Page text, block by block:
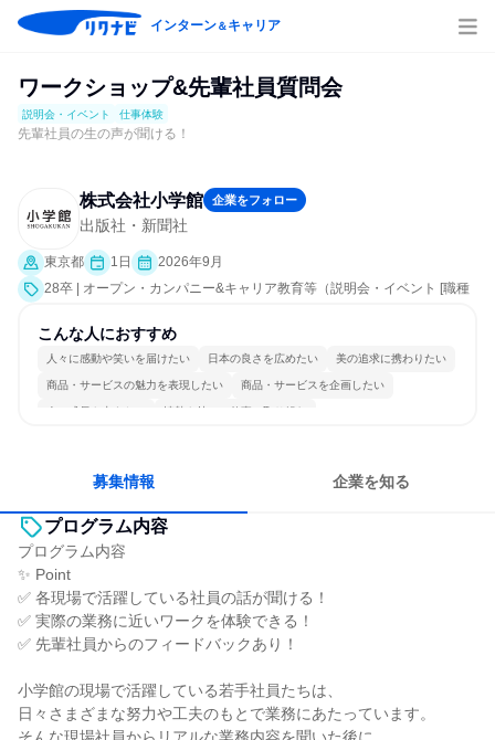
インターン＆キャリア
ワークショップ&先輩社員質問会
説明会・イベント 仕事体験
先輩社員の生の声が聞ける！
株式会社小学館 企業をフォロー
出版社・新聞社
東京都 1日
2026年9月
28卒 | オープン・カンパニー&キャリア教育等（説明会・イベント [職種
こんな人におすすめ
人々に感動や笑いを届けたい 日本の良さを広めたい 美の追求に携わりたい
商品・サービスの魅力を表現したい 商品・サービスを企画したい
人の成長を支えたい 情熱を持って仕事に取り組む
募集情報 企業を知る
プログラム内容
プログラム内容
✨ Point
✅ 各現場で活躍している社員の話が聞ける！
✅ 実際の業務に近いワークを体験できる！
✅ 先輩社員からのフィードバックあり！
小学館の現場で活躍している若手社員たちは、
日々さまざまな努力や工夫のもとで業務にあたっています。